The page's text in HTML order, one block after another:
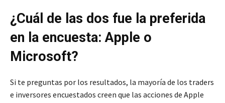
¿Cuál de las dos fue la preferida
en la encuesta: Apple o
Microsoft?
Si te preguntas por los resultados, la mayoría de los traders
e inversores encuestados creen que las acciones de Apple